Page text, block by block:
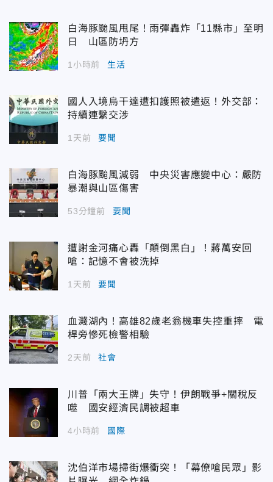
白海豚颱風甩尾！雨彈轟炸「11縣市」至明
日 山區防坍方
1小時前 生活
國人入境烏干達遭扣護照被遣返！外交部：
持續連繫交涉
1天前 要聞
白海豚颱風減弱 中央災害應變中心：嚴防
暴潮與山區傷害
53分鐘前 要聞
遭謝金河痛心轟「顛倒黑白」！蔣萬安回
嗆：記憶不會被洗掉
1天前 要聞
血濺湖內！高雄82歲老翁機車失控重摔 電
桿旁慘死檢警相驗
2天前 社會
川普「兩大王牌」失守！伊朗戰爭+關稅反
噬 國安經濟民調被超車
4小時前 國際
沈伯洋市場掃街爆衝突！「幕僚嗆民眾」影